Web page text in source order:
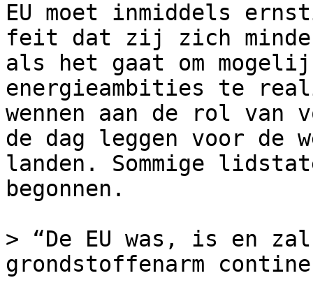
EU moet inmiddels
feit dat zij zich
als het gaat om
energieambities te
wennen aan de rol van
de dag leggen voor de
landen. Sommige
begonnen.
> “De EU was, is en
grondstoffenarm